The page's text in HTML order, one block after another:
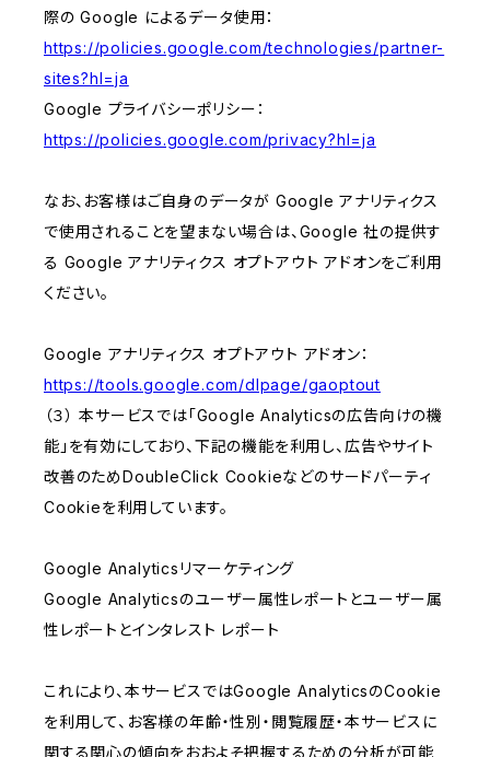
際の Google によるデータ使用：
https://policies.google.com/technologies/partner-
sites?hl=ja
Google プライバシーポリシー：
https://policies.google.com/privacy?hl=ja
なお、お客様はご自身のデータが Google アナリティクス
で使用されることを望まない場合は、Google 社の提供す
る Google アナリティクス オプトアウト アドオンをご利用
ください。
Google アナリティクス オプトアウト アドオン：
https://tools.google.com/dlpage/gaoptout
（３） 本サービスでは「Google Analyticsの広告向けの機
能」を有効にしており、下記の機能を利用し、広告やサイト
改善のためDoubleClick Cookieなどのサードパーティ
Cookieを利用しています。
Google Analyticsリマーケティング
Google Analyticsのユーザー属性レポートとユーザー属
性レポートとインタレスト レポート
これにより、本サービスではGoogle AnalyticsのCookie
を利用して、お客様の年齢・性別・閲覧履歴・本サービスに
関する関心の傾向をおおよそ把握するための分析が可能